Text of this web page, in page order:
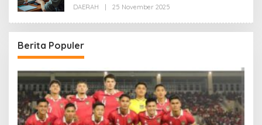
DAERAH 25 November 2025
Berita Populer